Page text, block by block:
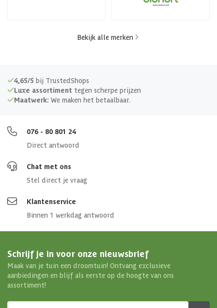
Bekijk alle merken
4,65/5 bij TrustedShops
Luxe assortiment tegen scherpe prijzen
Maatwerk: We maken het betaalbaar.
076 - 80 801 24
Direct antwoord
Chat met ons
Stel direct je vraag
Klantenservice
Binnen 1 werkdag antwoord
Schrijf je in voor onze nieuwsbrief
Maak van je tuin een droomtuin! Ontvang exclusieve
aanbiedingen en blijf als eerste op de hoogte van ons
assortiment!